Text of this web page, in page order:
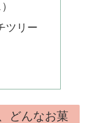
ツリー
どんなお菓